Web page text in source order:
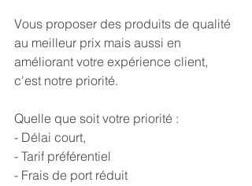
Vous proposer des produits de qualité
au meilleur prix mais aussi en
améliorant votre expérience client,
c'est notre priorité.
Quelle que soit votre priorité :
- Délai court,
- Tarif préférentiel
- Frais de port réduit